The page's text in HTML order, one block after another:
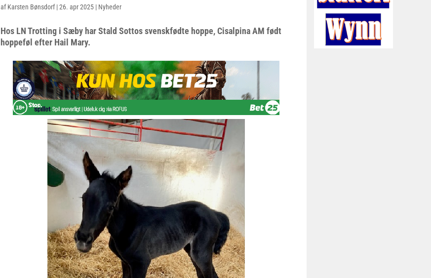
afKarsten Bønsdorf|26. apr 2025 | Nyheder
Hos LN Trotting i Sæby har Stald Sottos svenskfødte hoppe, Cisalpina AM født
hoppeføl efter Hail Mary.